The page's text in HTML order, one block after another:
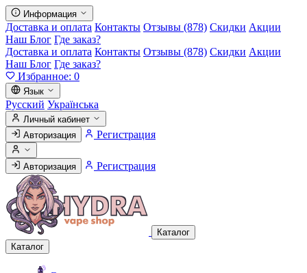
Информация
Доставка и оплата Контакты Отзывы (878) Скидки Акции
Наш Блог Где заказ?
Доставка и оплата Контакты Отзывы (878) Скидки Акции
Наш Блог Где заказ?
Избранное: 0
Язык
Русский Українська
Личный кабинет
Авторизация
Регистрация
Авторизация Регистрация
Каталог
Каталог